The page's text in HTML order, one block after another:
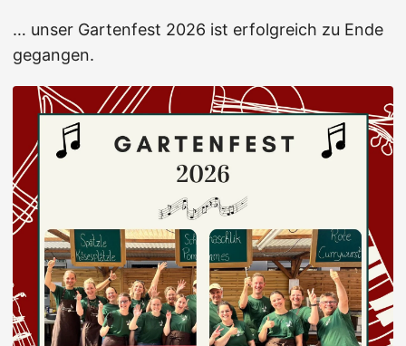
… unser Gartenfest 2026 ist erfolgreich zu Ende
gegangen.